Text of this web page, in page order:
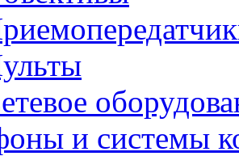
и системы